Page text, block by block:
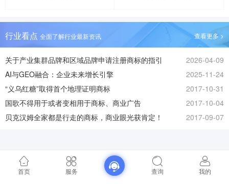
行业看点 全面了解行业最新资讯 查看更多 >
关于产业集群品牌和区域品牌申请注册商标的指引
2026-04-09
AI与GEO融合：企业未来增长引擎
2025-11-24
“义乌红糖”取得首个地理证明商标
2017-10-31
国歌不得用于或者变相用于商标、商业广告
2017-10-04
贝克汉姆全家都是行走的商标，商业眼光获肯定！
2017-09-07
首页 服务 查询 我的